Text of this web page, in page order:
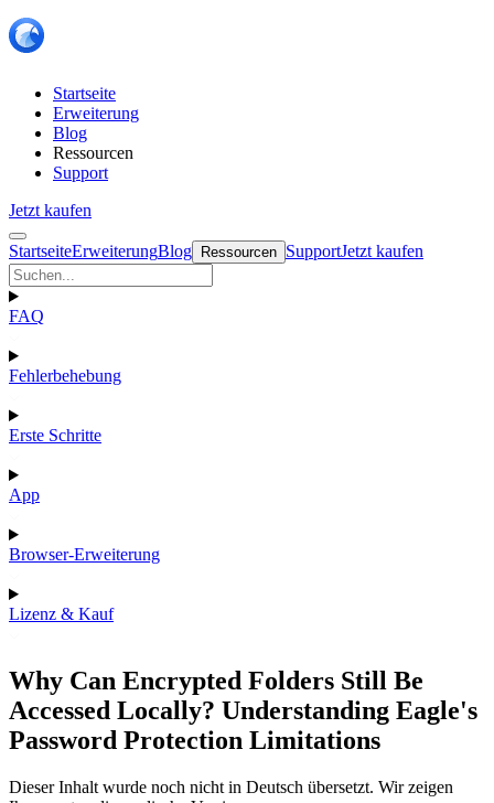
Startseite
Erweiterung
Blog
Ressourcen
Support
Jetzt kaufen
StartseiteErweiterungBlog Ressourcen SupportJetzt kaufen
FAQ
Fehlerbehebung
Erste Schritte
App
Browser-Erweiterung
Lizenz & Kauf
Why Can Encrypted Folders Still Be
Accessed Locally? Understanding Eagle's
Password Protection Limitations
Dieser Inhalt wurde noch nicht in Deutsch übersetzt. Wir zeigen